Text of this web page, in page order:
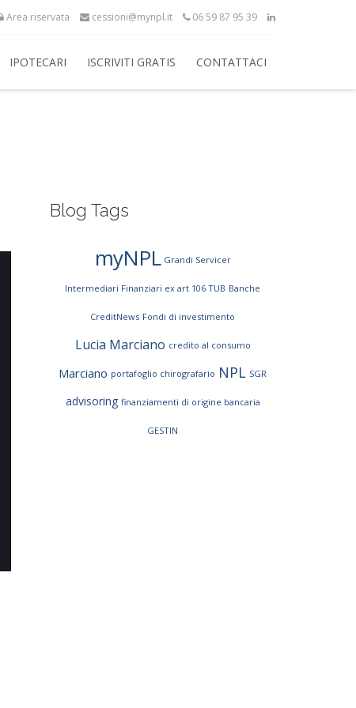
Area riservata cessioni@mynpl.it 06 59 87 95 39
IPOTECARI ISCRIVITI GRATIS CONTATTACI
Blog Tags
myNPL Grandi Servicer
Intermediari Finanziari ex art 106 TUB Banche
CreditNews Fondi di investimento
Lucia Marciano credito al consumo
Marciano portafoglio chirografario NPL SGR
advisoring finanziamenti di origine bancaria
GESTIN